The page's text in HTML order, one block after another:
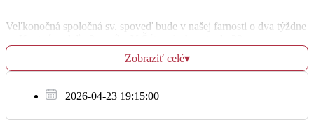
Št
17:30
Veľkonočná spoločná sv. spoveď bude v našej farnosti o dva týždne
Chorých, ktorí chodia na sv. spoveď len pred Veľkou Nocou
budeme spovedať v Bojniciach vo štvrtok 30. marca od 9.00 h.
v sakristii do budúcej nedele 26. marca.
Zobraziť celé▾
2026-04-23 19:15:00